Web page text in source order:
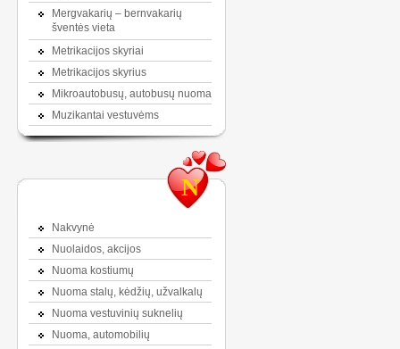
Mergvakarių – bernvakarių
šventės vieta
Metrikacijos skyriai
Metrikacijos skyrius
Mikroautobusų, autobusų nuoma
Muzikantai vestuvėms
N
Nakvynė
Nuolaidos, akcijos
Nuoma kostiumų
Nuoma stalų, kėdžių, užvalkalų
Nuoma vestuvinių suknelių
Nuoma, automobilių